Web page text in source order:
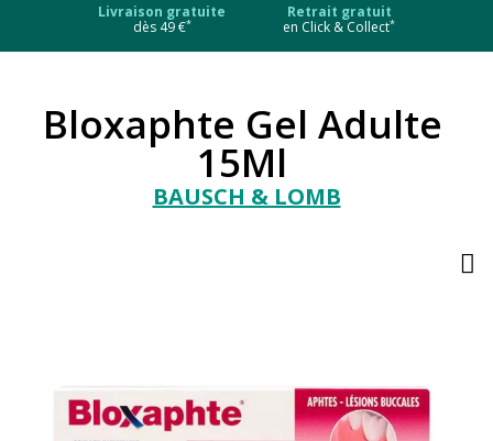
Livraison gratuite
dès 49 €*
Retrait gratuit
en Click & Collect*
Bloxaphte Gel Adulte
15Ml
BAUSCH & LOMB